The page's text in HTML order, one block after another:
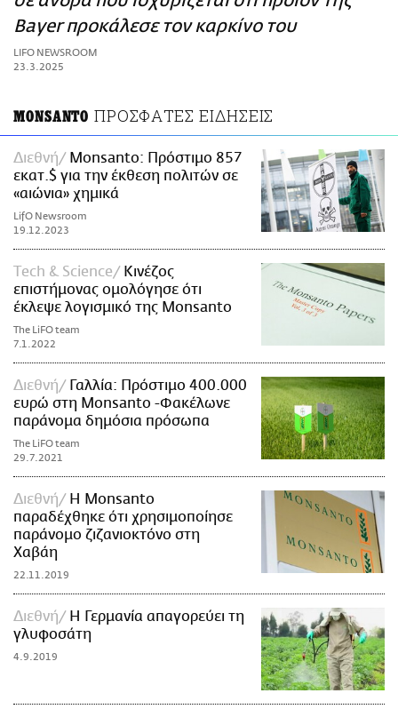
ΑΜΠΑ
PRINT
Bayer προκάλεσε τον καρκίνο του
LIFO NEWSROOM
23.3.2025
MONSANTO ΠΡΟΣΦΑΤΕΣ ΕΙΔΗΣΕΙΣ
Διεθνή
Monsanto: Πρόστιμο 857
εκατ.$ για την έκθεση πολιτών σε
«αιώνια» χημικά
LifO Newsroom
19.12.2023
Τech & Science
Κινέζος
επιστήμονας ομολόγησε ότι
έκλεψε λογισμικό της Monsanto
The LiFO team
7.1.2022
Διεθνή
Γαλλία: Πρόστιμο 400.000
ευρώ στη Monsanto -Φακέλωνε
παράνομα δημόσια πρόσωπα
The LiFO team
29.7.2021
Διεθνή
Η Monsanto
παραδέχθηκε ότι χρησιμοποίησε
παράνομο ζιζανιοκτόνο στη
Χαβάη
22.11.2019
Διεθνή
H Γερμανία απαγορεύει τη
γλυφοσάτη
4.9.2019